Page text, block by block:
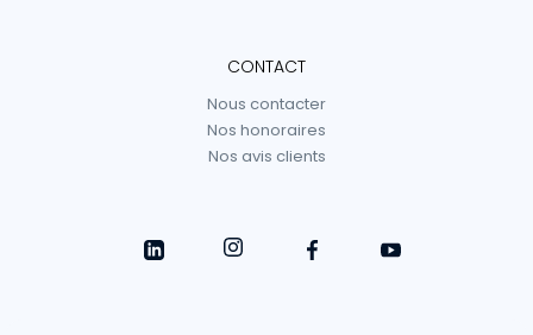
CONTACT
Nous contacter
Nos honoraires
Nos avis clients